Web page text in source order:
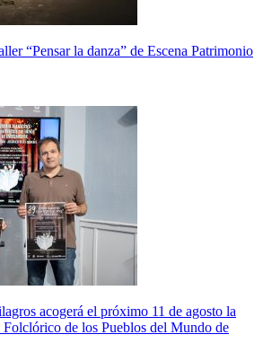
“Pensar la danza” de Escena Patrimonio
acogerá el próximo 11 de agosto la
de los Pueblos del Mundo de